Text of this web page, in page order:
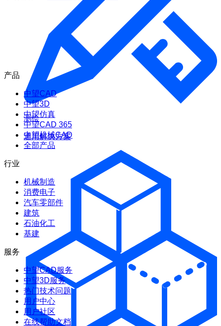
测绘
通用解决方案
产品
中望CAD
中望3D
中望仿真
中望CAD 365
中望机械CAD
全部产品
行业
机械制造
消费电子
汽车零部件
建筑
石油化工
基建
服务
中望CAD服务
中望3D服务
热门技术问题
用户中心
用户社区
在线帮助文档